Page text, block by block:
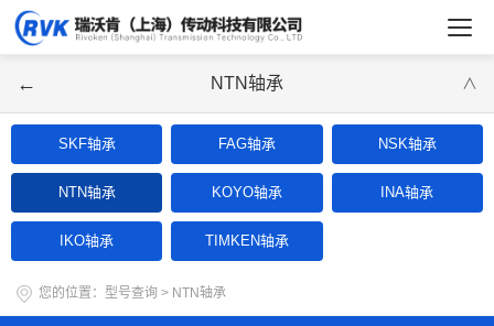
← NTN轴承 ∨
SKF轴承 FAG轴承 NSK轴承
NTN轴承 KOYO轴承 INA轴承
IKO轴承 TIMKEN轴承
您的位置： 型号查询 > NTN轴承